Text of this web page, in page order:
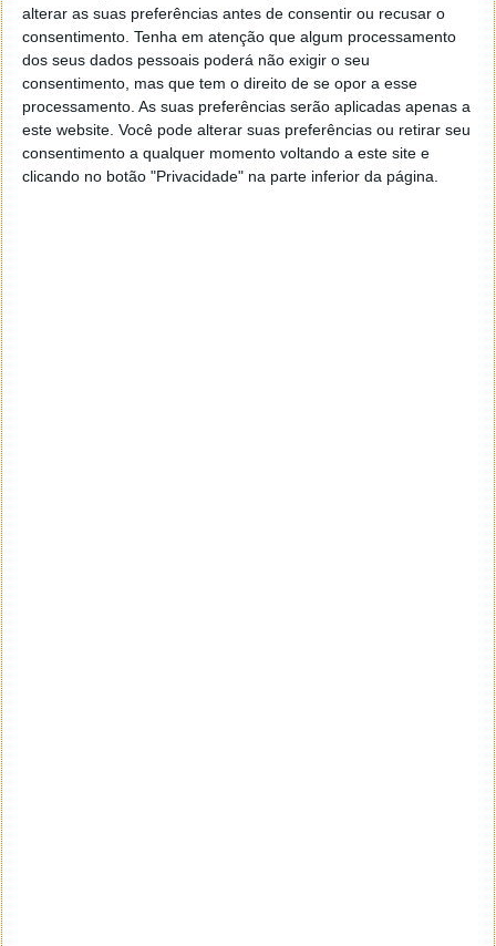
alterar as suas preferências antes de consentir ou recusar o
consentimento. Tenha em atenção que algum processamento
dos seus dados pessoais poderá não exigir o seu
consentimento, mas que tem o direito de se opor a esse
processamento. As suas preferências serão aplicadas apenas a
este website. Você pode alterar suas preferências ou retirar seu
consentimento a qualquer momento voltando a este site e
clicando no botão "Privacidade" na parte inferior da página.
A Samsung Wallet utiliza a plataforma de segurança
Samsung Knox para garantir que toda a informação
do utilizador está armazenada no equipamento de
forma segura e inacessível a terceiros, fazendo uso
de encriptação ponto a ponto e verificação
biométrica para as suas transações.
Até ao final ano, estas funções vão estar disponíveis